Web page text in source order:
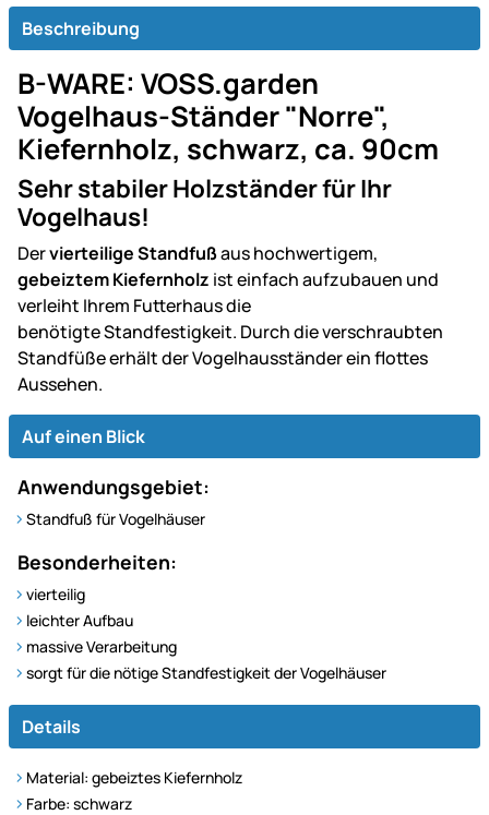
Beschreibung
B-WARE: VOSS.garden
Vogelhaus-Ständer "Norre",
Kiefernholz, schwarz, ca. 90cm
Sehr stabiler Holzständer für Ihr
Vogelhaus!
Dervierteilige Standfußaus hochwertigem,
gebeiztem Kiefernholz ist einfach aufzubauen und
verleiht Ihrem Futterhaus die
benötigte Standfestigkeit. Durch die verschraubten
Standfüße erhält der Vogelhausständer ein flottes
Aussehen.
Auf einen Blick
Anwendungsgebiet:
Standfuß für Vogelhäuser
Besonderheiten:
vierteilig
leichter Aufbau
massive Verarbeitung
sorgt für die nötige Standfestigkeit der Vogelhäuser
Details
Material: gebeiztes Kiefernholz
Farbe: schwarz